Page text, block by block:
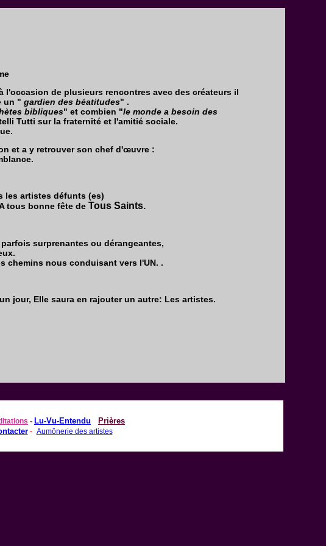
l'occasion de plusieurs rencontres avec des créateurs il
un " gardien des béatitudes" .
bibliques" et combien "le monde a besoin des
Tutti sur la fraternité et l'amitié sociale.
et a y retrouver son chef d'œuvre :
les artistes défunts (es)
tous bonne fête de Tous Saints.
surprenantes ou dérangeantes,
chemins nous conduisant vers l'UN. .
jour, Elle saura en rajouter un autre: Les artistes.
- Lu-Vu-Entendu
Prières
-- Aumônerie des artistes